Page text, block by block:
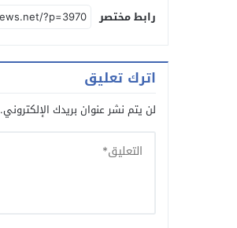
رابط مختصر
اترك تعليق
لن يتم نشر عنوان بريدك الإلكتروني.